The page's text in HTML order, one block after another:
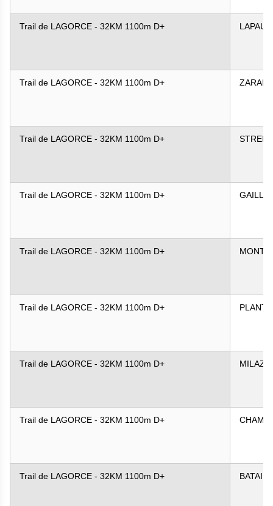
Trail de LAGORCE - 32KM 1100m D+
Trail de LAGORCE - 32KM 1100m D+
Trail de LAGORCE - 32KM 1100m D+
Trail de LAGORCE - 32KM 1100m D+
Trail de LAGORCE - 32KM 1100m D+
Trail de LAGORCE - 32KM 1100m D+
Trail de LAGORCE - 32KM 1100m D+
Trail de LAGORCE - 32KM 1100m D+
Trail de LAGORCE - 32KM 1100m D+